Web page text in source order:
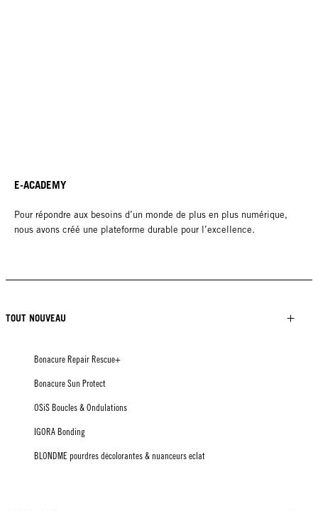
E-ACADEMY
Pour répondre aux besoins d’un monde de plus en plus numérique,
nous avons créé une plateforme durable pour l’excellence.
TOUT NOUVEAU
Bonacure Repair Rescue+
Bonacure Sun Protect
OSiS Boucles & Ondulations
IGORA Bonding
BLONDME pourdres décolorantes & nuanceurs eclat